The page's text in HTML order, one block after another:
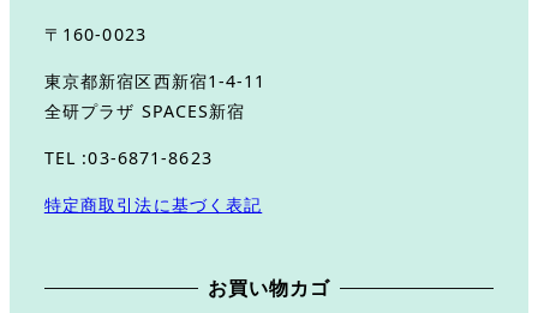
〒160-0023
東京都新宿区西新宿1-4-11
全研プラザ SPACES新宿
TEL :03-6871-8623
特定商取引法に基づく表記
お買い物カゴ